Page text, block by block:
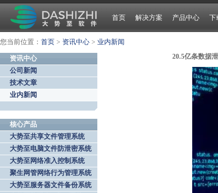
首页 解决方案 产品中心 下
您当前位置： 首页 > 资讯中心 > 业内新闻
资讯中心
公司新闻
技术文章
业内新闻
核心产品
大势至共享文件管理系统
大势至电脑文件防泄密系统
大势至网络准入控制系统
聚生网管网络行为管理系统
大势至服务器文件备份系统
20.5亿条数据